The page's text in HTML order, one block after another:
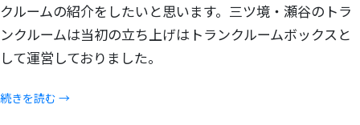
クルームの紹介をしたいと思います。三ツ境・瀬谷のトラ
ンクルームは当初の立ち上げはトランクルームボックスと
して運営しておりました。
続きを読む →